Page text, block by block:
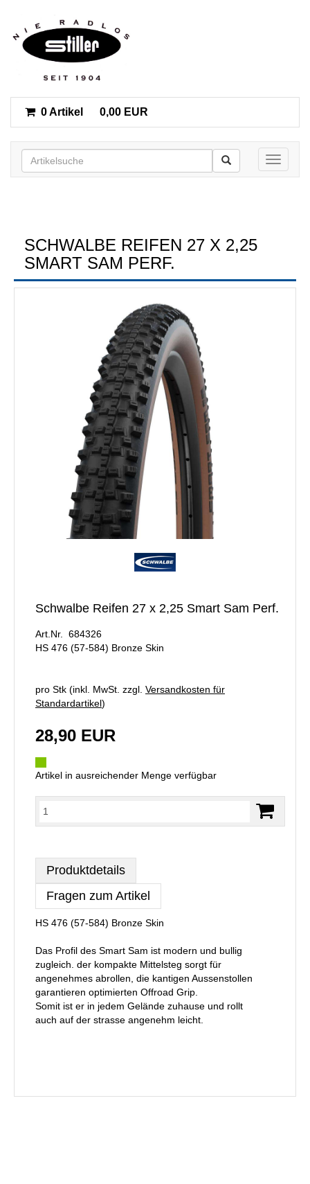
0 Artikel 0,00 EUR
Toggle
SCHWALBE REIFEN 27 X 2,25
SMART SAM PERF.
Schwalbe Reifen 27 x 2,25 Smart Sam Perf.
Art.Nr. 684326
HS 476 (57-584) Bronze Skin
pro Stk (inkl. MwSt. zzgl. Versandkosten für
Standardartikel)
28,90 EUR
Artikel in ausreichender Menge verfügbar
Produktdetails
Fragen zum Artikel
HS 476 (57-584) Bronze Skin
Das Profil des Smart Sam ist modern und bullig
zugleich. der kompakte Mittelsteg sorgt für
angenehmes abrollen, die kantigen Aussenstollen
garantieren optimierten Offroad Grip.
Somit ist er in jedem Gelände zuhause und rollt
auch auf der strasse angenehm leicht.